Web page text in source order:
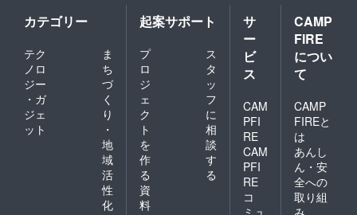
カテゴリー
テク
ノロ
ジー
・ガ
ジェ
ット
ま
ち
づ
く
り
・
地
域
活
性
化
起案サポート
プ
ロ
ジ
ェ
ク
ト
を
作
る
ス
タ
ッ
フ
に
相
談
す
る
資
料
サ
ー
ビ
ス
CAM
PFI
RE
CAM
PFI
RE
コ
ミュ
CAMP
FIRE
につい
て
CAMP
FIREと
は
あんし
ん・安
全への
取り組
み